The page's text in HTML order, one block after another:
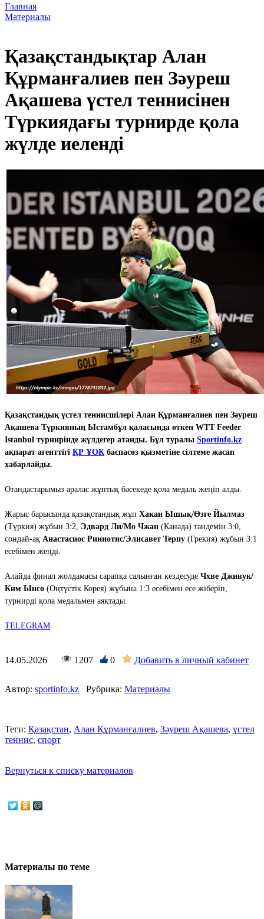
Главная
Материалы
Қазақстандықтар Алан
Құрманғалиев пен Зәуреш
Ақашева үстел теннисінен
Түркиядағы турнирде қола
жүлде иеленді
Қазақстандық үстел теннисшілері Алан Құрманғалиев пен Зәуреш
Ақашева Түркияның Ыстамбұл қаласында өткен WTT Feeder
Istanbul турнирінде жүлдегер атанды. Бұл туралы Sportinfo.kz
ақпарат агенттігі ҚР ҰОК баспасөз қызметіне сілтеме жасап
хабарлайды.
Отандастарымыз аралас жұптық бәсекеде қола медаль жеңіп алды.
Жарыс барысында қазақстандық жұп Хакан Ышық/Өзге Йылмаз
(Түркия) жұбын 3:2,
Эдвард Ли/Мо Чжан (Канада) тандемін 3:0,
сондай-ақ Анастасиос Риниотис/Элисавет Терпу (Грекия) жұбын 3:1
есебімен жеңді.
Алайда финал жолдамасы сарапқа салынған кездесуде Чхве Дживук/
Ким Ынсо (Оңтүстік Корея) жұбына 1:3 есебімен есе жіберіп,
турнирді қола медальмен аяқтады.
TELEGRAM
14.05.2026 1207 0 Добавить в личный кабинет
Автор: sportinfo.kz Рубрика: Материалы
Теги: Қазақстан, Алан Құрманғалиев, Зәуреш Ақашева, үстел
теннис, спорт
Вернуться к списку материалов
Материалы по теме